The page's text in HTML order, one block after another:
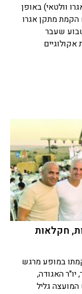
26 (מסדרונות) תואם את תיקון 24 (אגרו וולטאי) באופן
מתקן אגרו
שעבר
חקלאות
קיש חגגו 80 שנה להקמתו במופע מרגש
האגודה,
המועצה גליל